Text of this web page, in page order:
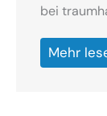
bei
Mehr